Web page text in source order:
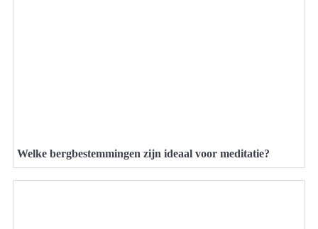
Welke bergbestemmingen zijn ideaal voor meditatie?